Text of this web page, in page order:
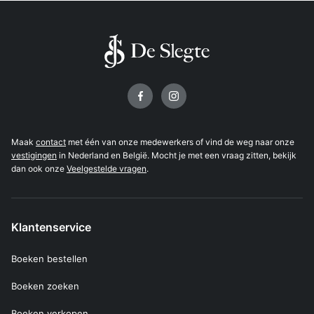
Maak contact met één van onze medewerkers of vind de weg naar onze
vestigingen in Nederland en België. Mocht je met een vraag zitten, bekijk
dan ook onze Veelgestelde vragen.
Klantenservice
Boeken bestellen
Boeken zoeken